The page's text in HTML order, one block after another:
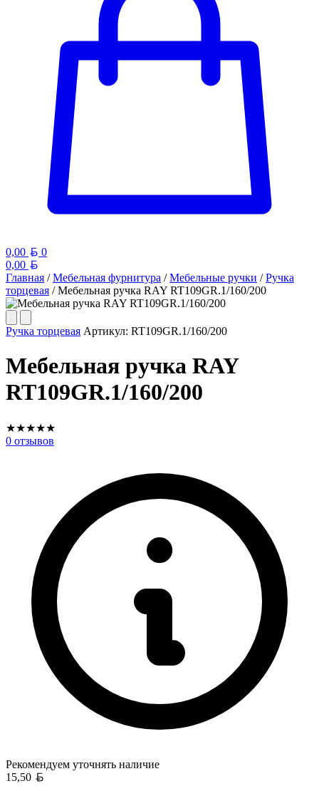
0,00 Белорусский рубль
0
0,00
Главная /Мебельная фурнитура /Мебельные ручки /Ручка
торцевая / Мебельная ручка RAY RT109GR.1/160/200
Ручка торцевая Артикул: RT109GR.1/160/200
Мебельная ручка RAY
RT109GR.1/160/200
★★★★★
0 отзывов
Рекомендуем уточнять наличие
15,50